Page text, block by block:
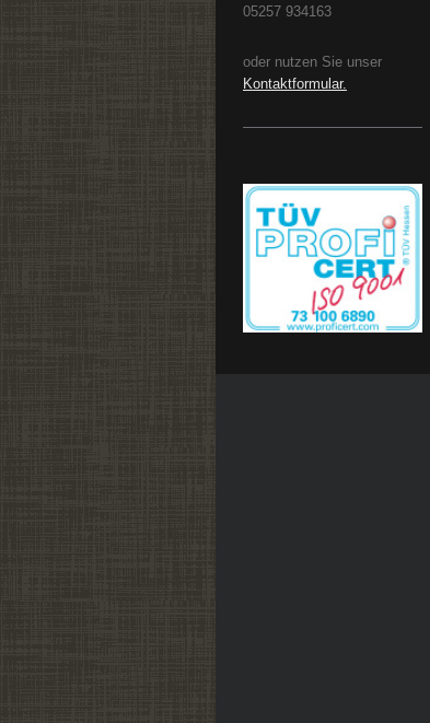
05257 934163
oder nutzen Sie unser
Kontaktformular.